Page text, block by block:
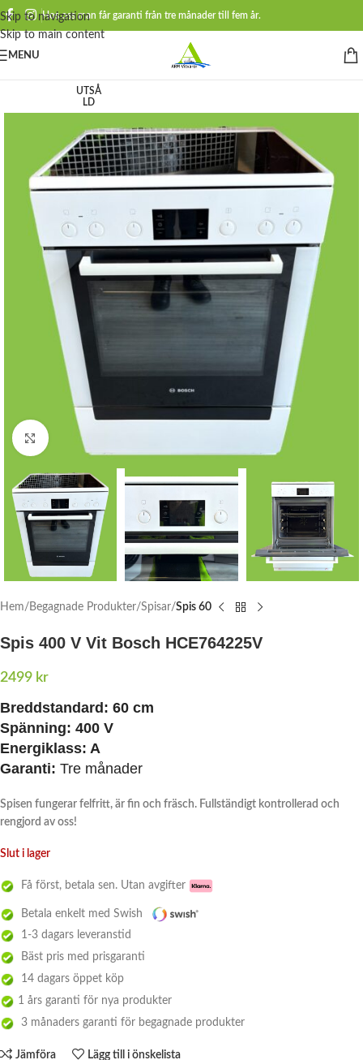
Skip to navigation
Skip to main content
Hos oss man får garanti från tre månader till fem år.
MENU
UTSÅ
LD
Click to enlarge
Hem Begagnade Produkter Spisar Spis 60
Spis 400 V Vit Bosch HCE764225V
2499 kr
Breddstandard: 60 cm
Spänning: 400 V
Energiklass: A
Garanti: Tre månader
Spisen fungerar felfritt, är fin och fräsch. Fullständigt kontrollerad och
rengjord av oss!
Slut i lager
Få först, betala sen. Utan avgifter
Betala enkelt med Swish
1-3 dagars leveranstid
Bäst pris med prisgaranti
14 dagars öppet köp
1 års garanti för nya produkter
3 månaders garanti för begagnade produkter
Jämföra Lägg till i önskelista